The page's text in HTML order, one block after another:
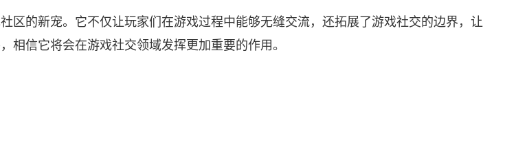
区的新宠。它不仅让玩家们在游戏过程中能够无缝交流，还拓展了游戏社交的边界，让
相信它将会在游戏社交领域发挥更加重要的作用。